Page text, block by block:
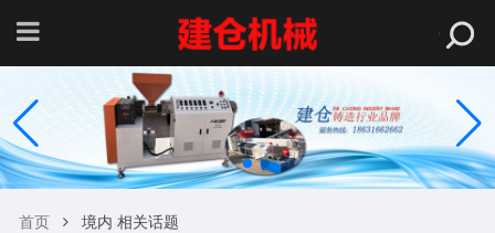
首页 境内 相关话题